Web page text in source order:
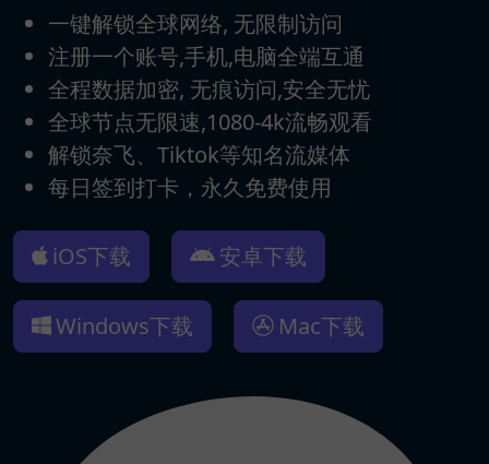
一键解锁全球网络, 无限制访问
注册一个账号,手机,电脑全端互通
全程数据加密, 无痕访问,安全无忧
全球节点无限速,1080-4k流畅观看
解锁奈飞、Tiktok等知名流媒体
每日签到打卡，永久免费使用
iOS下载 安卓下载
Windows下载 Mac下载